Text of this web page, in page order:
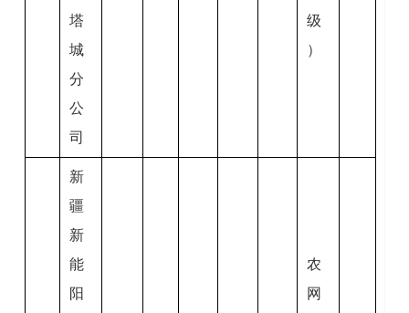
塔
城
分
公
司
级
）
新
疆
新
能
阳
农
网